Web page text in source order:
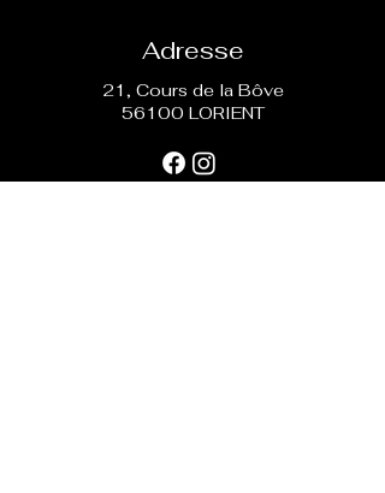
Adresse
21, Cours de la Bôve
56100 LORIENT